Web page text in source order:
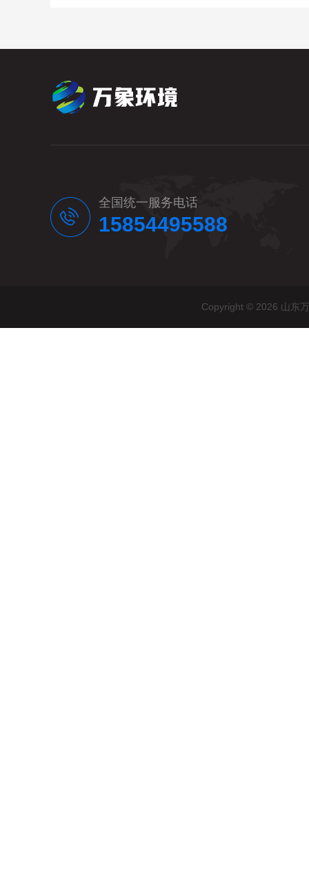
全国统一服务电话
15854495588
Copyright © 2026 山东